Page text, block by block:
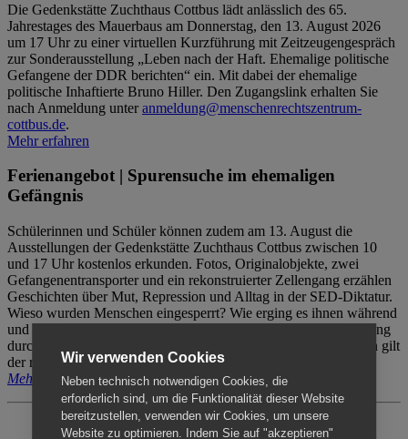
Die Gedenkstätte Zuchthaus Cottbus lädt anlässlich des 65.
Jahrestages des Mauerbaus am Donnerstag, den 13. August 2026
um 17 Uhr zu einer virtuellen Kurzführung mit Zeitzeugengespräch
zur Sonderausstellung „Leben nach der Haft. Ehemalige politische
Gefangene der DDR berichten“ ein. Mit dabei der ehemalige
politische Inhaftierte Bruno Hiller. Den Zugangslink erhalten Sie
nach Anmeldung unteranmeldung@menschenrechtszentrum-
cottbus.de.
Mehr erfahren
Ferienangebot | Spurensuche im ehemaligen
Gefängnis
Schülerinnen und Schüler können zudem am 13. August die
Ausstellungen der Gedenkstätte Zuchthaus Cottbus zwischen 10
und 17 Uhr kostenlos erkunden. Fotos, Originalobjekte, zwei
Gefangenentransporter und ein rekonstruierter Zellengang erzählen
Geschichten über Mut, Repression und Alltag in der SED-Diktatur.
Wieso wurden Menschen eingesperrt? Wie erging es ihnen während
und nach der Haft? Der Besuch erfolgt individuell ohne Betreuung
durch das Menschenrechtszentrum Cottbus. Für Begleitpersonen gilt
der reguläre Eintritt (8€ / ermäßigt 5€).
Mehr erfahren
Wir verwenden Cookies
Neben technisch notwendigen Cookies, die
erforderlich sind, um die Funktionalität dieser Website
bereitzustellen, verwenden wir Cookies, um unsere
Website zu optimieren. Indem Sie auf "akzeptieren"